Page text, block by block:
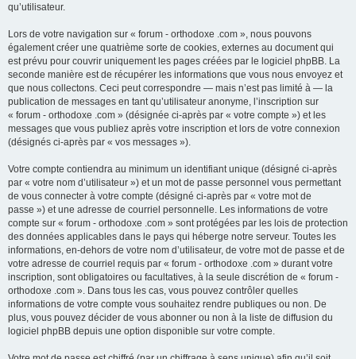
qu’utilisateur.
Lors de votre navigation sur « forum - orthodoxe .com », nous pouvons
également créer une quatrième sorte de cookies, externes au document qui
est prévu pour couvrir uniquement les pages créées par le logiciel phpBB. La
seconde manière est de récupérer les informations que vous nous envoyez et
que nous collectons. Ceci peut correspondre — mais n’est pas limité à — la
publication de messages en tant qu’utilisateur anonyme, l’inscription sur
« forum - orthodoxe .com » (désignée ci-après par « votre compte ») et les
messages que vous publiez après votre inscription et lors de votre connexion
(désignés ci-après par « vos messages »).
Votre compte contiendra au minimum un identifiant unique (désigné ci-après
par « votre nom d’utilisateur ») et un mot de passe personnel vous permettant
de vous connecter à votre compte (désigné ci-après par « votre mot de
passe ») et une adresse de courriel personnelle. Les informations de votre
compte sur « forum - orthodoxe .com » sont protégées par les lois de protection
des données applicables dans le pays qui héberge notre serveur. Toutes les
informations, en-dehors de votre nom d’utilisateur, de votre mot de passe et de
votre adresse de courriel requis par « forum - orthodoxe .com » durant votre
inscription, sont obligatoires ou facultatives, à la seule discrétion de « forum -
orthodoxe .com ». Dans tous les cas, vous pouvez contrôler quelles
informations de votre compte vous souhaitez rendre publiques ou non. De
plus, vous pouvez décider de vous abonner ou non à la liste de diffusion du
logiciel phpBB depuis une option disponible sur votre compte.